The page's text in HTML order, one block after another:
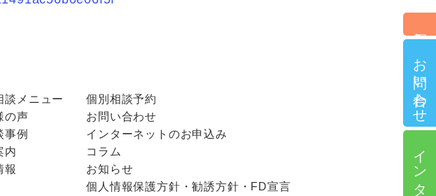
お問い合わせ
談メニュー
の声
事例
内
報
個別相談予約
お問い合わせ
インターネットのお申込み
コラム
お知らせ
個人情報保護方針・勧誘方針・FD宣言